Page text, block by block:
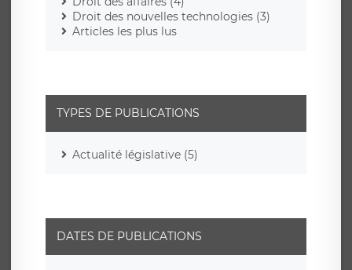
Droit des nouvelles technologies (3)
Articles les plus lus
TYPES DE PUBLICATIONS
Actualité législative (5)
DATES DE PUBLICATIONS